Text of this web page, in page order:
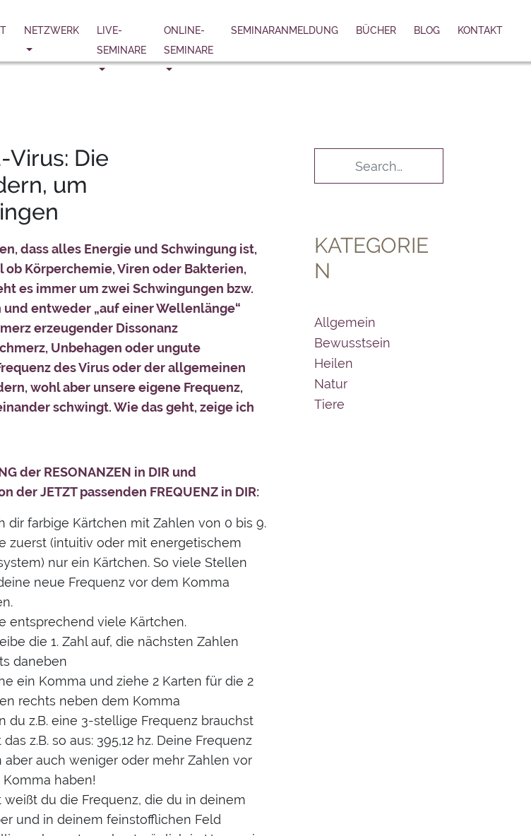
NETZWERK
LIVE-
SEMINARE
ONLINE-
SEMINARE
SEMINARANMELDUNG BÜCHER BLOG KONTAKT
Virus: Die
um
dass alles Energie und Schwingung ist,
ob Körperchemie, Viren oder Bakterien,
es immer um zwei Schwingungen bzw.
entweder „auf einer Wellenlänge“
erzeugender Dissonanz
Unbehagen oder ungute
des Virus oder der allgemeinen
wohl aber unsere eigene Frequenz,
schwingt. Wie das geht, zeige ich
der RESONANZEN in DIR und
der JETZT passenden FREQUENZ in DIR:
dir farbige Kärtchen mit Zahlen von 0 bis 9.
zuerst (intuitiv oder mit energetischem
nur ein Kärtchen. So viele Stellen
neue Frequenz vor dem Komma
entsprechend viele Kärtchen.
die 1. Zahl auf, die nächsten Zahlen
daneben
ein Komma und ziehe 2 Karten für die 2
rechts neben dem Komma
du z.B. eine 3-stellige Frequenz brauchst
z.B. so aus: 395,12 hz. Deine Frequenz
aber auch weniger oder mehr Zahlen vor
haben!
weißt du die Frequenz, die du in deinem
und in deinem feinstofflichen Feld
KATEGORIE
N
Allgemein
Bewusstsein
Heilen
Natur
Tiere